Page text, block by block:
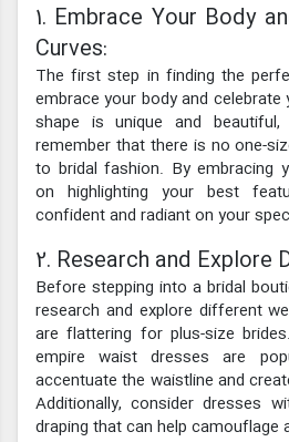
1. Embrace Your Body
Curves:
The first step in finding the
embrace your body and celebrate
shape is unique and
remember that there is no one-
to bridal fashion. By embracing
on highlighting your best
confident and radiant on your
2. Research and Explore
Before stepping into a bridal
research and explore different
are flattering for plus-size
empire waist dresses are
accentuate the waistline and
Additionally, consider dresses
draping that can help camouflage